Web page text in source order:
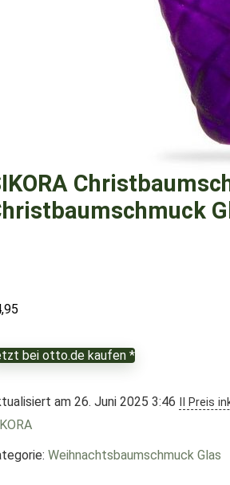
bei otto.de kaufen *
am 26. Juni 2025 3:46 II Preis
Weihnachtsbaumschmuck Glas